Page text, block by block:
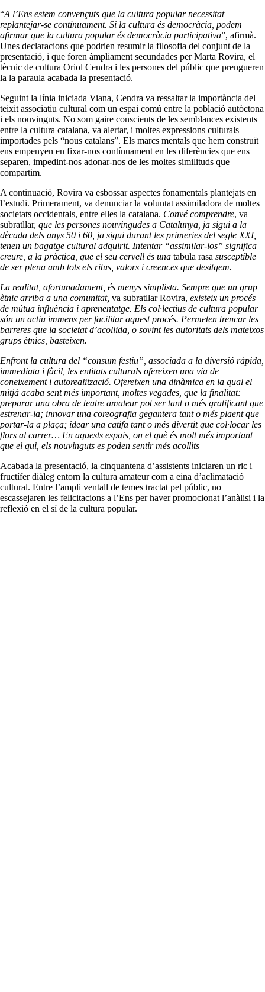
“A l’Ens estem convençuts que la cultura popular necessitat
replantejar-se contínuament. Si la cultura és democràcia, podem
afirmar que la cultura popular és democràcia participativa”, afirmà.
Unes declaracions que podrien resumir la filosofia del conjunt de la
presentació, i que foren àmpliament secundades per Marta Rovira, el
tècnic de cultura Oriol Cendra i les persones del públic que prengueren
la la paraula acabada la presentació.
Seguint la línia iniciada Viana, Cendra va ressaltar la importància del
teixit associatiu cultural com un espai comú entre la població autòctona
i els nouvinguts. No som gaire conscients de les semblances existents
entre la cultura catalana, va alertar, i moltes expressions culturals
importades pels “nous catalans”. Els marcs mentals que hem construït
ens empenyen en fixar-nos contínuament en les diferències que ens
separen, impedint-nos adonar-nos de les moltes similituds que
compartim.
A continuació, Rovira va esbossar aspectes fonamentals plantejats en
l’estudi. Primerament, va denunciar la voluntat assimiladora de moltes
societats occidentals, entre elles la catalana. Convé comprendre, va
subratllar, que les persones nouvingudes a Catalunya, ja sigui a la
dècada dels anys 50 i 60, ja sigui durant les primeries del segle XXI,
tenen un bagatge cultural adquirit. Intentar “assimilar-los” significa
creure, a la pràctica, que el seu cervell és una tabula rasa susceptible
de ser plena amb tots els ritus, valors i creences que desitgem.
La realitat, afortunadament, és menys simplista. Sempre que un grup
ètnic arriba a una comunitat, va subratllar Rovira, existeix un procés
de mútua influència i aprenentatge. Els col·lectius de cultura popular
són un actiu immens per facilitar aquest procés. Permeten trencar les
barreres que la societat d’acollida, o sovint les autoritats dels mateixos
grups ètnics, basteixen.
Enfront la cultura del “consum festiu”, associada a la diversió ràpida,
immediata i fàcil, les entitats culturals ofereixen una via de
coneixement i autorealització. Ofereixen una dinàmica en la qual el
mitjà acaba sent més important, moltes vegades, que la finalitat:
preparar una obra de teatre amateur pot ser tant o més gratificant que
estrenar-la; innovar una coreografia gegantera tant o més plaent que
portar-la a plaça; idear una catifa tant o més divertit que col·locar les
flors al carrer… En aquests espais, on el què és molt més important
que el qui, els nouvinguts es poden sentir més acollits
Acabada la presentació, la cinquantena d’assistents iniciaren un ric i
fructífer diàleg entorn la cultura amateur com a eina d’aclimatació
cultural. Entre l’ampli ventall de temes tractat pel públic, no
escassejaren les felicitacions a l’Ens per haver promocionat l’anàlisi i la
reflexió en el sí de la cultura popular.